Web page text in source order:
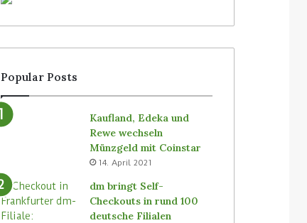
Popular Posts
Kaufland, Edeka und
Rewe wechseln
Münzgeld mit Coinstar
14. April 2021
dm bringt Self-
Checkouts in rund 100
deutsche Filialen